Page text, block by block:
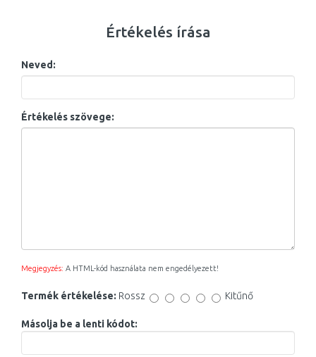
Értékelés írása
Neved:
Értékelés szövege:
Megjegyzés: A HTML-kód használata nem engedélyezett!
Termék értékelése: Rossz Kitűnő
Másolja be a lenti kódot: